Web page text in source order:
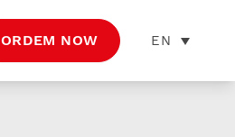
ORDEM NOW EN